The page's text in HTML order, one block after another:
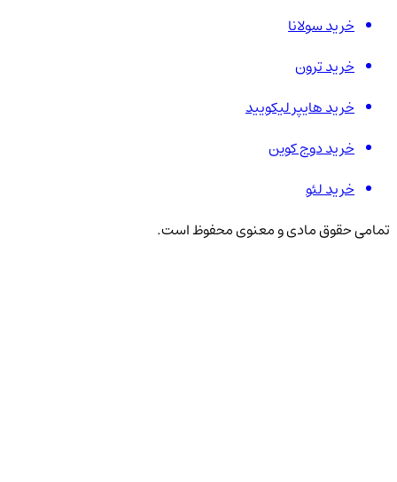
خرید سولانا
خرید ترون
خرید هایپر لیکویید
خرید دوج کوین
خرید لئو
تمامی حقوق مادی و معنوی محفوظ است.